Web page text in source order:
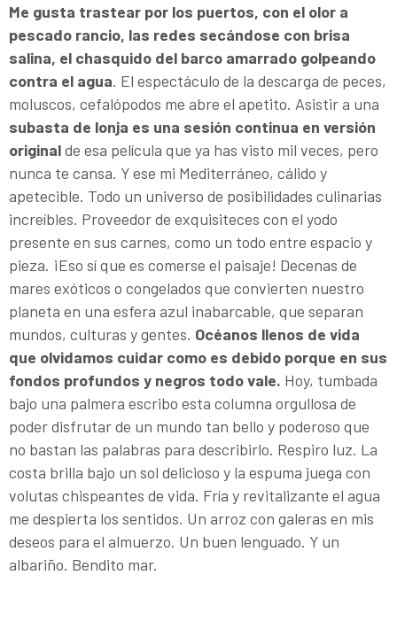
Me gusta trastear por los puertos, con el olor a
pescado rancio, las redes secándose con brisa
salina, el chasquido del barco amarrado golpeando
contra el agua. El espectáculo de la descarga de peces,
moluscos, cefalópodos me abre el apetito. Asistir a una
subasta de lonja es una sesión continua en versión
originalde esa película que ya has visto mil veces, pero
nunca te cansa. Y ese mi Mediterráneo, cálido y
apetecible. Todo un universo de posibilidades culinarias
increíbles. Proveedor de exquisiteces con el yodo
presente en sus carnes, como un todo entre espacio y
pieza. ¡Eso sí que es comerse el paisaje! Decenas de
mares exóticos o congelados que convierten nuestro
planeta en una esfera azul inabarcable, que separan
mundos, culturas y gentes. Océanos llenos de vida
que olvidamos cuidar como es debido porque en sus
fondos profundos y negros todo vale. Hoy, tumbada
bajo una palmera escribo esta columna orgullosa de
poder disfrutar de un mundo tan bello y poderoso que
no bastan las palabras para describirlo. Respiro luz. La
costa brilla bajo un sol delicioso y la espuma juega con
volutas chispeantes de vida. Fría y revitalizante el agua
me despierta los sentidos. Un arroz con galeras en mis
deseos para el almuerzo. Un buen lenguado. Y un
albariño. Bendito mar.